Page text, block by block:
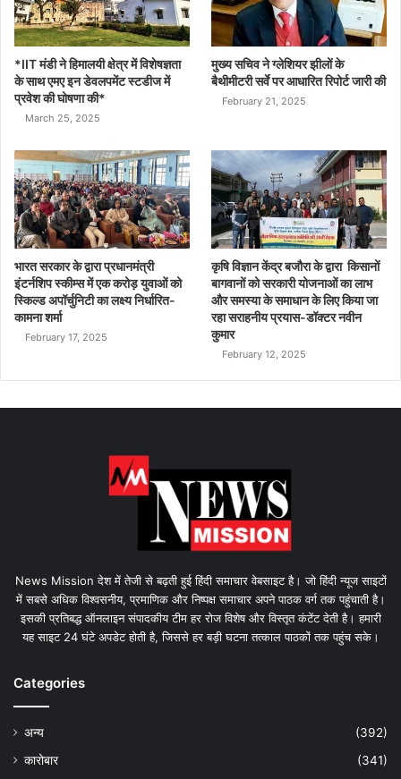
*IIT मंडी ने हिमालयी क्षेत्र में विशेषज्ञता
के साथ एमए इन डेवलपमेंट स्टडीज में
प्रवेश की घोषणा की*
March 25, 2025
मुख्य सचिव ने ग्लेशियर झीलों के
बैथीमीटरी सर्वे पर आधारित रिपोर्ट जारी की
February 21, 2025
भारत सरकार के द्वारा प्रधानमंत्री
इंटर्नशिप स्कीम्स में एक करोड़ युवाओं को
स्किल्ड अपॉर्चुनिटी का लक्ष्य निर्धारित-
कामना शर्मा
February 17, 2025
कृषि विज्ञान केंद्र बजौरा के द्वारा किसानों
बागवानों को सरकारी योजनाओं का लाभ
और समस्या के समाधान के लिए किया जा
रहा सराहनीय प्रयास-डॉक्टर नवीन
कुमार
February 12, 2025
News Mission देश में तेजी से बढ़ती हुई हिंदी समाचार वेबसाइट है। जो हिंदी न्यूज साइटों
में सबसे अधिक विश्वसनीय, प्रमाणिक और निष्पक्ष समाचार अपने पाठक वर्ग तक पहुंचाती है।
इसकी प्रतिबद्ध ऑनलाइन संपादकीय टीम हर रोज विशेष और विस्तृत कंटेंट देती है। हमारी
यह साइट 24 घंटे अपडेट होती है, जिससे हर बड़ी घटना तत्काल पाठकों तक पहुंच सके।
Categories
अन्य
(392)
कारोबार
(341)